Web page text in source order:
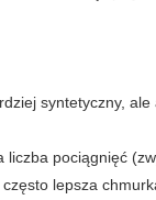
syntetyczny,
liczba pociągnięć
lepsza